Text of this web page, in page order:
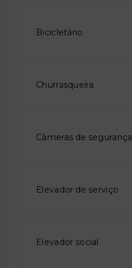
Bicicletário
Churrasqueira
Câmeras de segurança
Elevador de serviço
Elevador social